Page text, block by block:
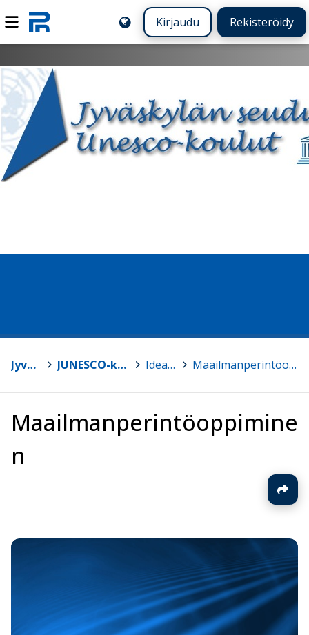
Kirjaudu Rekisteröidy
Jyväskylä JUNESCO-kouluverkosto > Ideapankki > Maailmanperintöoppiminen
Maailmanperintöoppimine
n